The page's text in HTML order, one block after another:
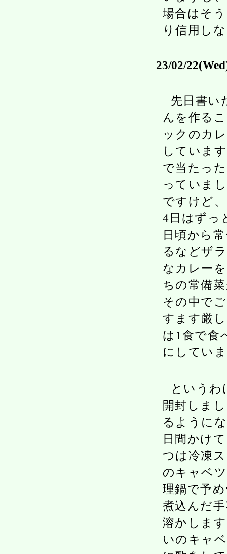
場合はそ
り信用し
23/02/
先日書い
んを作る
ックのカ
していま
で当たっ
っていま
ですけど
4日はずっ
日頃から
るなどザ
なカレー
ちの常備
その中で
すます厳
は1食で食
にしてい
というわ
開封しま
るように
日間かけ
つは冷凍
のキャベ
理鍋で予
煮込んだ
溶かしま
いのキャ